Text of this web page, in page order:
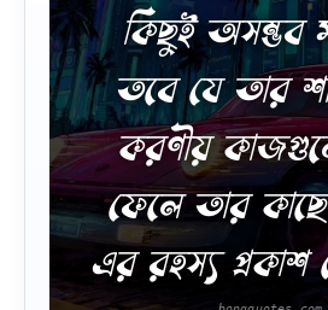
কিছুই অসম্ভব
তবে যে তার
করণীয়
ফেলে তার
এর রহস্য প্রকাশ